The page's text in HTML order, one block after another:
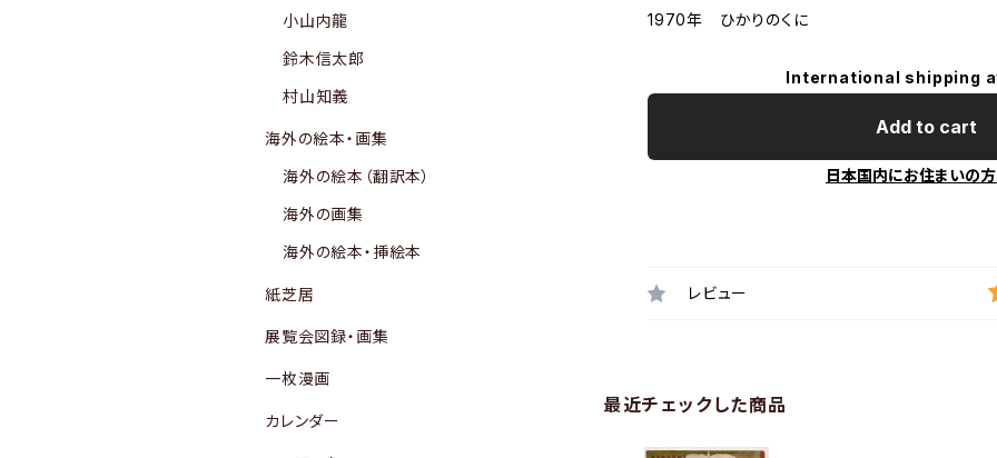
1970年 ひかりのくに
International shipping
Add to cart
日本国内にお住まいの
レビュー
最近チェックした商品
小山内龍
鈴木信太郎
村山知義
海外の絵本・画集
海外の絵本（翻訳本）
海外の画集
海外の絵本・挿絵本
紙芝居
展覧会図録・画集
一枚漫画
カレンダー